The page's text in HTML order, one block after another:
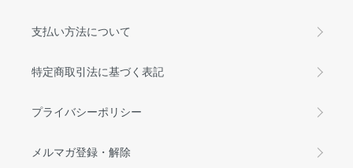
支払い方法について
特定商取引法に基づく表記
プライバシーポリシー
メルマガ登録・解除